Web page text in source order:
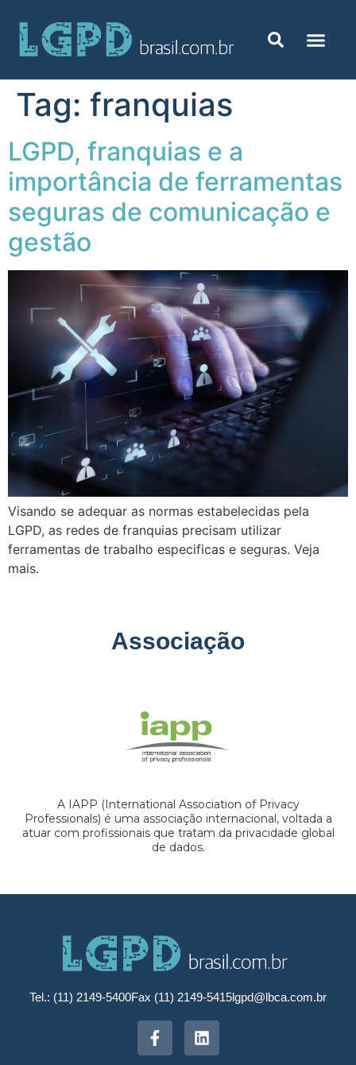
Tag: franquias
LGPD, franquias e a
importância de ferramentas
seguras de comunicação e
gestão
Visando se adequar as normas estabelecidas pela
LGPD, as redes de franquias precisam utilizar
ferramentas de trabalho especificas e seguras. Veja
mais.
Associação
A IAPP (International Association of Privacy
Professionals) é uma associação internacional, voltada a
atuar com profissionais que tratam da privacidade global
de dados.
Tel.: (11) 2149-5400Fax (11) 2149-5415lgpd@lbca.com.br